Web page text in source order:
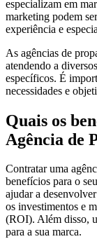
especializam em
marketing podem
experiência e
As agências de
atendendo a
específicos. É
necessidades e
Quais os
Agência de
Contratar uma
benefícios para o
ajudar a
os investimentos e
(ROI). Além disso,
para a sua marca.